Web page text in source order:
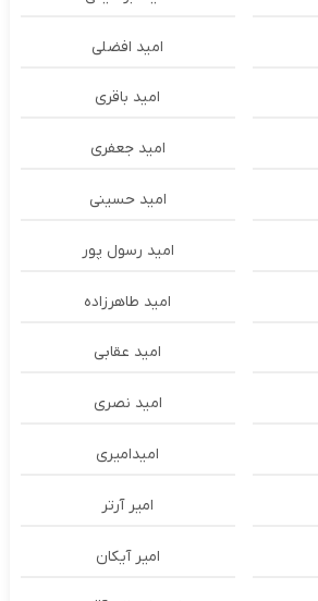
امید افضلی
امید باقری
امید جعفری
امید حسینی
امید رسول پور
امید طاهرزاده
امید عقابی
امید نصری
امیدامیری
امیر آرتر
امیر آیکان